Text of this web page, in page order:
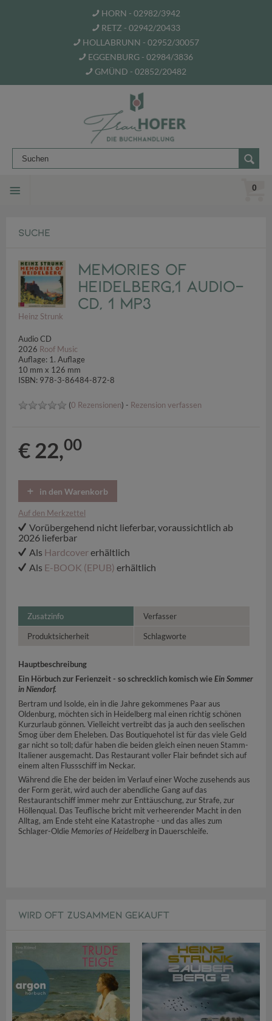
HORN - 02982/3942
RETZ - 02942/20433
HOLLABRUNN - 02952/30057
EGGENBURG - 02984/3836
GMÜND - 02852/20482
0
SUCHE
Memories of
Heidelberg,1 Audio-
CD, 1 MP3
Heinz Strunk
Audio CD
2026 Roof Music
Auflage: 1. Auflage
10 mm x 126 mm
ISBN: 978-3-86484-872-8
(0 Rezensionen) - Rezension verfassen
€ 22,00
in den Warenkorb
Auf den Merkzettel
Vorübergehend nicht lieferbar, voraussichtlich ab
2026 lieferbar
Als Hardcovererhältlich
Als E-BOOK (EPUB) erhältlich
Zusatzinfo Verfasser
Produktsicherheit Schlagworte
Hauptbeschreibung
Ein Hörbuch zur Ferienzeit - so schrecklich komisch wieEinSommer
in Niendorf.
Bertram und Isolde, ein in die Jahre gekommenes Paar aus
Oldenburg, möchten sich in Heidelberg mal einen richtig schönen
Kurzurlaub gönnen. Vielleicht vertreibt das ja auch den seelischen
Smog über dem Eheleben. Das Boutiquehotel ist für das viele Geld
gar nicht so toll; dafür haben die beiden gleich einen neuen Stamm-
Italiener ausgemacht. Das Restaurant voller Flair befindet sich auf
einem alten Flussschiff im Neckar.
Während die Ehe der beiden im Verlauf einer Woche zusehends aus
der Form gerät, wird auch der abendliche Gang auf das
Restaurantschiff immer mehr zur Enttäuschung, zur Strafe, zur
Höllenqual. Das Teuflische bricht mit verheerender Macht in den
Alltag, am Ende steht eine Katastrophe - und das alles zum
Schlager-Oldie Memories of Heidelberg in Dauerschleife.
WIRD OFT ZUSAMMEN GEKAUFT